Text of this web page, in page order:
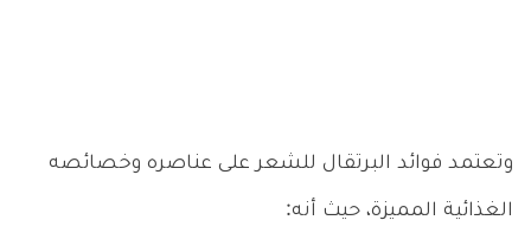
وتعتمد فوائد البرتقال للشعر على عناصره وخصائصه
الغذائية المميزة، حيث أنه: